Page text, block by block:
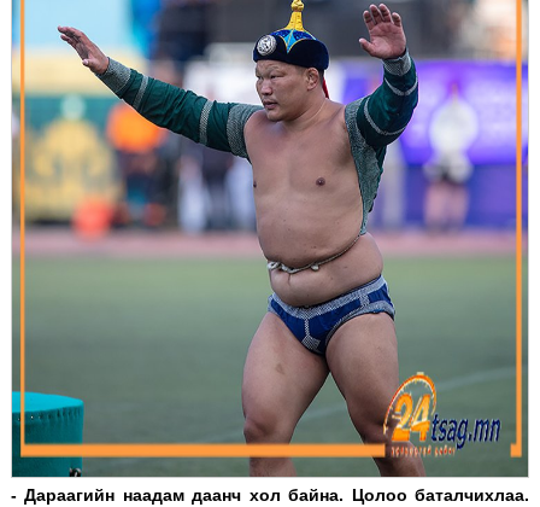
- Дараагийн наадам даанч хол байна. Цолоо баталчихлаа.